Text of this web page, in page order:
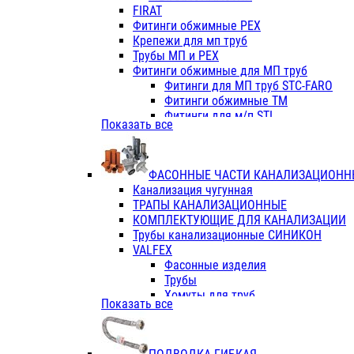
Фитинги ПП белые
Фитинги ПП белые
Фитинги ППс металл.белые
VALFEX
Трубы PE-RT
Трубы ПП водопровод белые
Трубы ПП водопровод серые
Трубы армированные
Трубы армированные
Фитинги с металл. серые
Фитинги ПП (серые)
Фитинги ПП белые
Краны
Фитинги ПП (белые)
Фитинги ПП с металлом белые
ПК КОНТУР
Краны полипропиленовые
Трубы полипропиленивые
FIRAT
Фитинги обжимные PEX
Крепежи для мп труб
Трубы МП и PEX
Фитинги обжимные для МП труб
Фитинги для МП труб STC-FARO
Фитинги обжимные ТМ
Фитинги для м/п STI
Фитинги для МП труб TITAN
TK
VALFEX
Показать все
ФАСОННЫЕ ЧАСТИ
Канализация чугунная
ТРАПЫ КАНАЛИЗАЦИОННЫЕ
КОМПЛЕКТУЮЩИЕ ДЛЯ КАНАЛИЗАЦИИ
Трубы канализационные СИНИКОН
VALFEX
Фасонные изделия
Трубы
Хомуты для труб
ПВХ (стройполимер)
Показать все